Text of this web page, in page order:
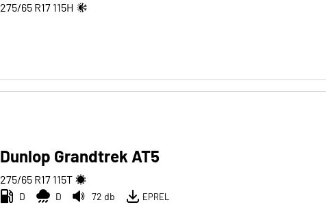
275/65 R17 115H
Dunlop Grandtrek AT5
275/65 R17 115T
D D 72 db EPREL